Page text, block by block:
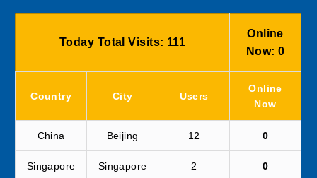
Today Total Visits: 111
Online
Now: 0
Country City Users
Online
Now
China Beijing 12 0
Singapore Singapore 2 0